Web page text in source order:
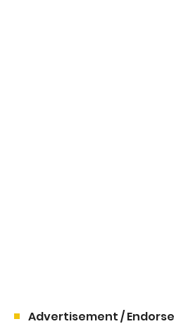
Advertisement / Endorse